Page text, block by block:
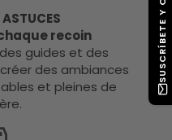
recoin
guides et des
des ambiances
et pleines de